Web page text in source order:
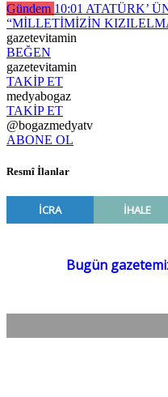
Gündem 10:01 ATATÜRK’
“MİLLETİMİZİN
gazetevitamin
BEĞEN
gazetevitamin
TAKİP ET
medyabogaz
TAKİP ET
@bogazmedyatv
ABONE OL
Resmî İlanlar